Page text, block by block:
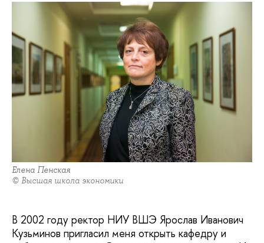
Елена Пенская
© Высшая школа экономики
В 2002 году ректор НИУ ВШЭ Ярослав Иванович
Кузьминов пригласил меня открыть кафедру и